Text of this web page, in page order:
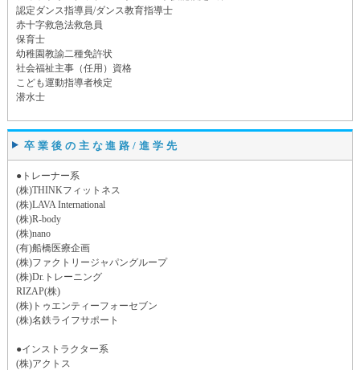
認定ダンス指導員/ダンス教育指導士
赤十字救急法救急員
保育士
幼稚園教諭二種免許状
社会福祉主事（任用）資格
こども運動指導者検定
潜水士
卒業後の主な進路/進学先
●トレーナー系
(株)THINKフィットネス
(株)LAVA International
(株)R-body
(株)nano
(有)船橋医療企画
(株)ファクトリージャパングループ
(株)Dr.トレーニング
RIZAP(株)
(株)トゥエンティーフォーセブン
(株)名鉄ライフサポート
●インストラクター系
(株)アクトス